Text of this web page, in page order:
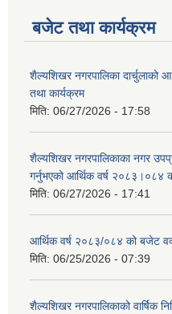
बजेट तथा कार्यक्रम
शैल्यशिखर नगरपालिका
तथा कार्यक्रम
मिति: 06/27/2026 - 17:58
शैल्यशिखर नगरपालिकाका नगर
गर्नुभएको आर्थिक वर्ष २०८३।०८४
मिति: 06/27/2026 - 17:41
आर्थिक वर्ष २०८३/०८४ को बजेट
मिति: 06/25/2026 - 07:39
शैल्यशिखर नगरपालिकाको वार्षिक